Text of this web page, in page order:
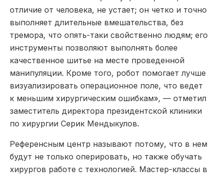
отличие от человека, не устает; он четко и точно
выполняет длительные вмешательства, без
тремора, что опять-таки свойственно людям; его
инструменты позволяют выполнять более
качественное шитье на месте проведенной
манипуляции. Кроме того, робот помогает лучше
визуализировать операционное поле, что ведет
к меньшим хирургическим ошибкам», — отметил
заместитель директора президентской клиники
по хирургии Серик Мендыкулов.
Референсным центр называют потому, что в нем
будут не только оперировать, но также обучать
хирургов работе с технологией. Мастер-классы в